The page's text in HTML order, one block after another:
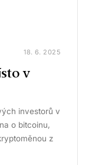
18. 6. 2025
v
investorů v
o bitcoinu,
z